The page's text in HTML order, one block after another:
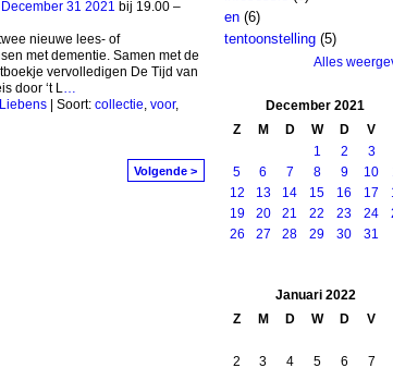
December 31 2021 bij 19.00 –
nieuwe lees- of
met dementie. Samen met de
vervolledigen De Tijd van
door ‘t L…
| Soort: collectie, voor,
Volgende >
en(6)
tentoonstelling(5)
Alles
December 2021
Z
M D W D V
1
2 3
5
6 7 8 9 10
12
13 14 15 16 17
19
20 21 22 23 24
26
27 28 29 30 31
Januari 2022
Z
M D W D V
2
3 4 5 6 7